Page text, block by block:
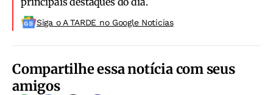
Siga o A TARDE no Google Noticias
Compartilhe essa notícia com seus
amigos